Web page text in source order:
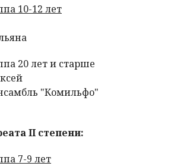
10-12 лет
20 лет и старше
"Комильфо"
II степени:
7-9 лет